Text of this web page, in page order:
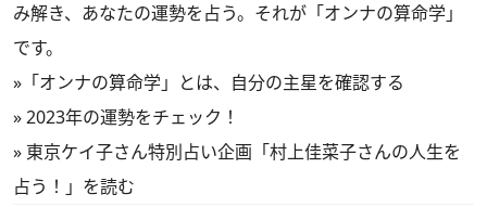
み解き、あなたの運勢を占う。それが「オンナの算命学」
です。
» 「オンナの算命学」とは、自分の主星を確認する
»2023年の運勢をチェック！
» 東京ケイ子さん特別占い企画「村上佳菜子さんの人生を
占う！」を読む